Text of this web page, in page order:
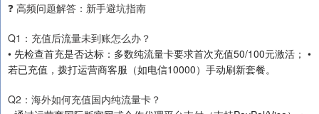
❓ 高频问题解答：新手避坑指南
Q1：充值后流量未到账怎么办？
• 先检查首充是否达标：多数纯流量卡要求首次充值50/100元激活； •
若已充值，拨打运营商客服（如电信10000）手动刷新套餐。
Q2：海外如何充值国内纯流量卡？